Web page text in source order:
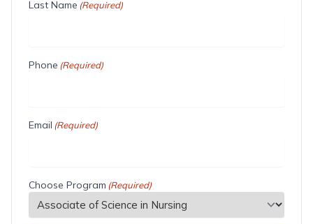
Last Name (Required)
Phone (Required)
Email (Required)
Choose Program (Required)